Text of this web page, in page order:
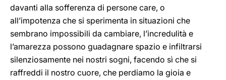
davanti alla sofferenza di persone care, o
all’impotenza che si sperimenta in situazioni che
sembrano impossibili da cambiare, l’incredulità e
l’amarezza possono guadagnare spazio e infiltrarsi
silenziosamente nei nostri sogni, facendo sì che si
raffreddi il nostro cuore, che perdiamo la gioia e